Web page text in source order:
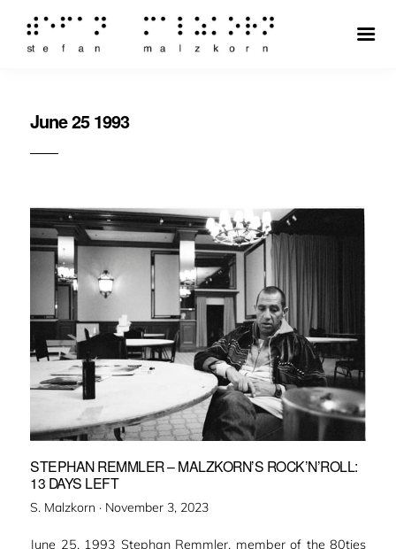
June 25 1993
STEPHAN REMMLER – MALZKORN’S ROCK’N’ROLL:
13 DAYS LEFT
S. Malzkorn · Veröffentlicht
November 3, 2023
June 25, 1993 Stephan Remmler, member of the 80ties